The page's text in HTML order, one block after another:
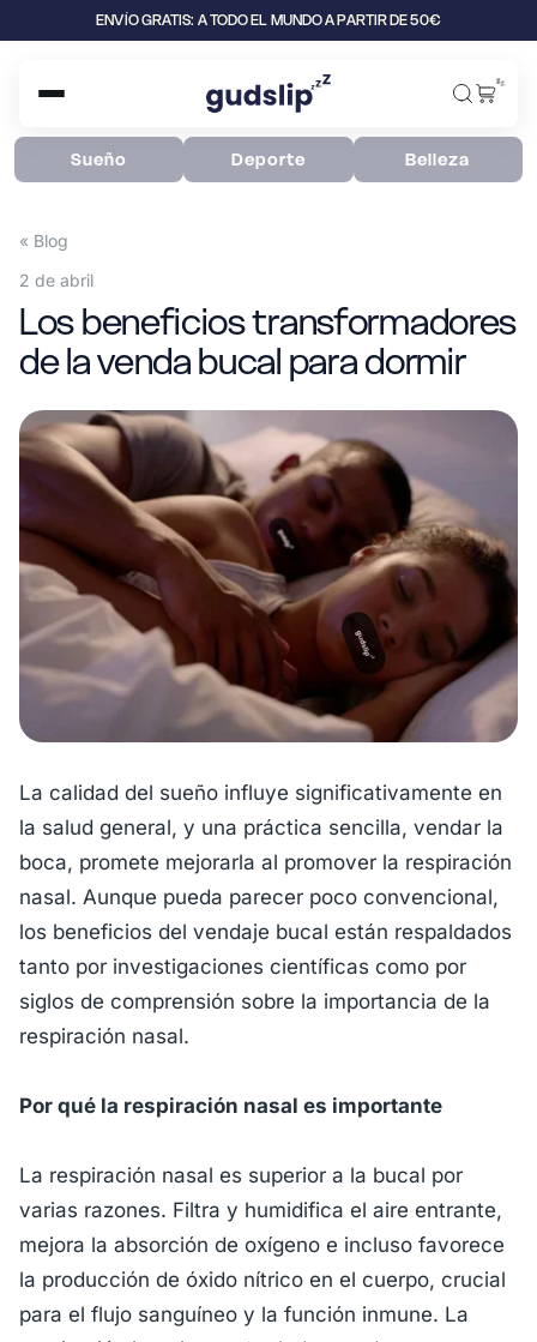
ENVÍO GRATIS: A TODO EL MUNDO A PARTIR DE 50€
zz
Sueño Deporte Belleza
« Blog
2 de abril
Los beneficios transformadores
de la venda bucal para dormir
La calidad del sueño influye significativamente en
la salud general, y una práctica sencilla, vendar la
boca, promete mejorarla al promover la respiración
nasal. Aunque pueda parecer poco convencional,
los beneficios del vendaje bucal están respaldados
tanto por investigaciones científicas como por
siglos de comprensión sobre la importancia de la
respiración nasal.
Por qué la respiración nasal es importante
La respiración nasal es superior a la bucal por
varias razones. Filtra y humidifica el aire entrante,
mejora la absorción de oxígeno e incluso favorece
la producción de óxido nítrico en el cuerpo, crucial
para el flujo sanguíneo y la función inmune. La